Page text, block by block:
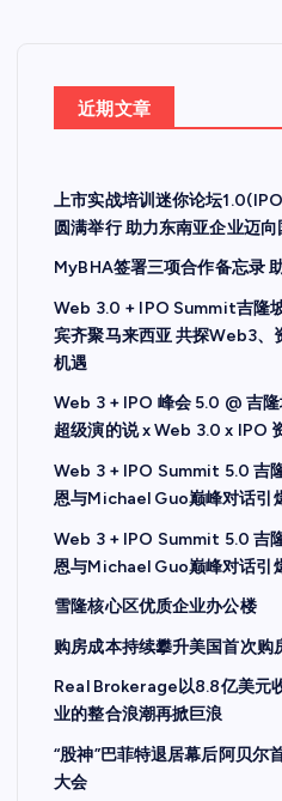
近期文章
上市实战培训迷你论坛
圆满举行 助力东南亚企业迈
MyBHA签署三项合作备忘录
Web 3.0 + IPO Summit吉隆
宾齐聚马来西亚 共探Web3、
机遇
Web 3 + IPO 峰会 5.0 @ 吉
超级演的说 x Web 3.0 x IPO
Web 3 + IPO Summit 5.0 吉
恩与Michael Guo巅峰对话引
Web 3 + IPO Summit 5.0 吉
恩与Michael Guo巅峰对话引
雪隆核心区优质企业办公楼
购房成本持续攀升美国首次购
Real Brokerage以8.8亿美元
业的整合浪潮再掀巨浪
“股神”巴菲特退居幕后阿贝尔
大会